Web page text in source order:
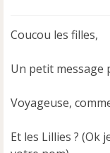
a
e
n
u
Coucou les filles,
Un petit message
Voyageuse,
Et les Lillies ? (Ok